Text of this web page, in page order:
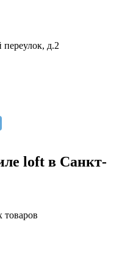
д.2
loft в Санкт-